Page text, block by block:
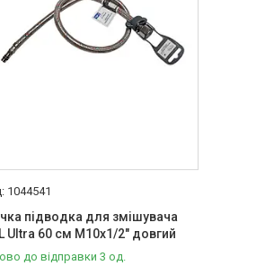
1044541
підводка для змішувача
Ultra 60 см M10x1/2" довгий
до відправки 3 од.